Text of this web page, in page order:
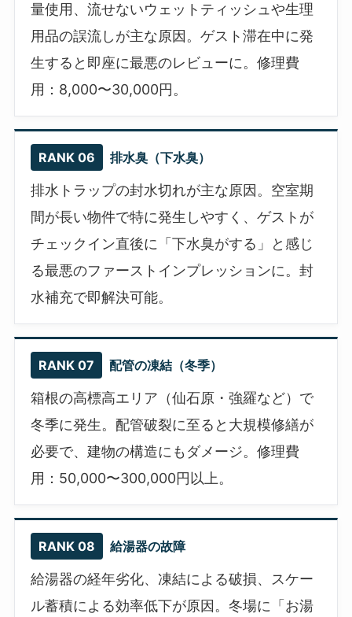
量使用、流せないウェットティッシュや生理
用品の誤流しが主な原因。ゲスト滞在中に発
生すると即座に最悪のレビューに。修理費
用：8,000〜30,000円。
RANK 06 排水臭（下水臭）
排水トラップの封水切れが主な原因。空室期
間が長い物件で特に発生しやすく、ゲストが
チェックイン直後に「下水臭がする」と感じ
る最悪のファーストインプレッションに。封
水補充で即解決可能。
RANK 07 配管の凍結（冬季）
箱根の高標高エリア（仙石原・強羅など）で
冬季に発生。配管破裂に至ると大規模修繕が
必要で、建物の構造にもダメージ。修理費
用：50,000〜300,000円以上。
RANK 08 給湯器の故障
給湯器の経年劣化、凍結による破損、スケー
ル蓄積による効率低下が原因。冬場に「お湯